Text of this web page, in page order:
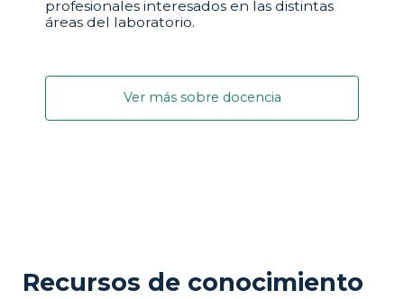
profesionales interesados en las distintas
áreas del laboratorio.
Ver más sobre docencia
Recursos de conocimiento